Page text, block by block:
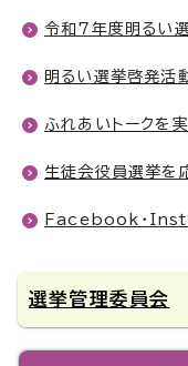
令和7年度明るい
明るい選挙啓発活
ふれあいトークを
生徒会役員選挙を
Facebook・
選挙管理委員会